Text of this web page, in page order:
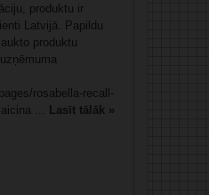
produktu ir
Latvijā. Papildu
produktu
rosabella-recall-
... Lasīt tālāk »